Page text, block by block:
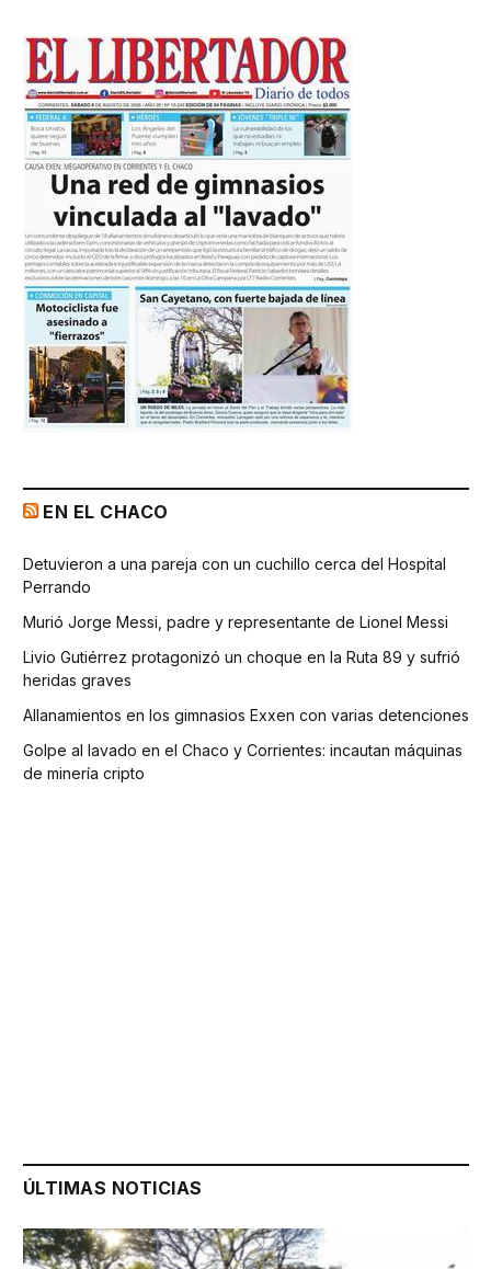
EN EL CHACO
Detuvieron a una pareja con un cuchillo cerca del Hospital
Perrando
Murió Jorge Messi, padre y representante de Lionel Messi
Livio Gutiérrez protagonizó un choque en la Ruta 89 y sufrió
heridas graves
Allanamientos en los gimnasios Exxen con varias detenciones
Golpe al lavado en el Chaco y Corrientes: incautan máquinas
de minería cripto
ÚLTIMAS NOTICIAS